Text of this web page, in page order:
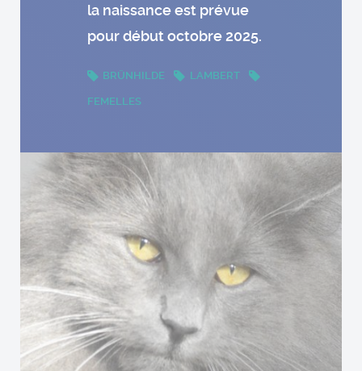
la naissance est prévue
pour début octobre 2025.
BRÜNHILDE LAMBERT
FEMELLES